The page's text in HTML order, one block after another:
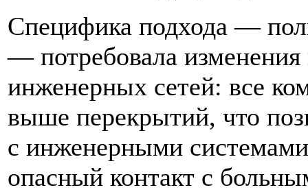
Специфика подхода —
— потребовала
инженерных сетей: все
выше перекрытий, что
с инженерными
опасный контакт с